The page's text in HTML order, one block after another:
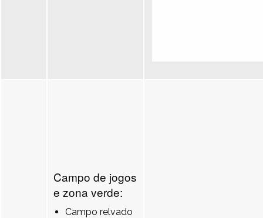
Campo de jogos
e zona verde:
Campo relvado